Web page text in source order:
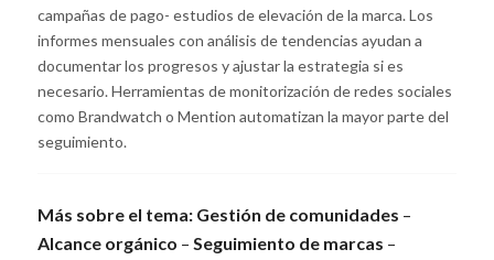
campañas de pago- estudios de elevación de la marca. Los
informes mensuales con análisis de tendencias ayudan a
documentar los progresos y ajustar la estrategia si es
necesario. Herramientas de monitorización de redes sociales
como Brandwatch o Mention automatizan la mayor parte del
seguimiento.
Más sobre el tema: Gestión de comunidades –
Alcance orgánico – Seguimiento de marcas –